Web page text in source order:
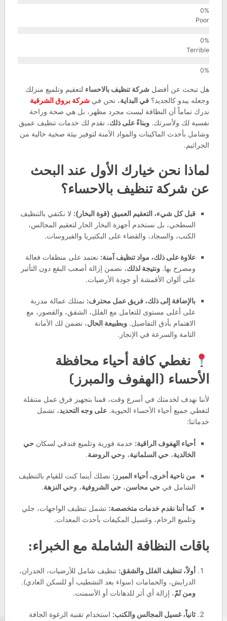
Poor
Terrible
هل تبحث عن أفضل شركة تنظيف بالاحساء لتعقيم وتلميع منزلك
وجعله يبدو كالجديد؟ في البداية، نحن في شركة بروق الشرقية
ندرك تماماً أن النظافة ليست مجرد مظهر، بل هي صحة وراحة
نفسية لك ولأسرتك. وبناءً على ذلك، نقدم لك خدمات تنظيف عميق
وشامل بأحدث الماكينات والمواد الآمنة لتوفير بيئة صحية خالية من
الجراثيم.
لماذا نحن خيارك الأول عند البحث
عن شركة تنظيف بالاحساء؟
قبل كل شيء، التعقيم العميق (قوة البخار): لا نكتفي بالتنظيف
السطحي، بل نستخدم أجهزة البخار الحار لتعقيم المجالس،
الكنب، والسجاد، والقضاء على البكتيريا والفيروسات.
علاوة على ذلك، مواد تنظيف آمنة: نعتمد على منظفات فعالة
ومصرح بها. ونتيجة لذلك، نضمن إزالة أصعب البقع دون التأثير
على ألوان الأقمشة أو جودة الأرضيات.
بالإضافة إلى ذلك، فريق عمل محترف: نمتلك عمالة مدربة
على أعلى مستوى للتعامل مع الفلل، الشقق، والقصور، مع
الاهتمام بأدق التفاصيل. وبطبيعة الحال، نضمن لك الأمانة
التامة والسرعة في الإنجاز.
نغطي كافة أحياء محافظة
الأحساء (الهفوف والمبرز)
لأننا نهدف لخدمتك في أسرع وقت، قمنا بتجهيز فرق عمل متنقلة
لتغطي جميع أحياء الأحساء الحيوية. على وجه التحديد، تشمل
خدماتنا:
أحياء الهفوف الراقية: خدمة فورية وتلميع فندقي لسكان حي
الخالدية، حي السلمانية، وحي الروضة.
من ناحية أخرى، أحياء المبرز: نصلك أينما كنت للقيام بالتنظيف
الشامل في حي محاسن، حي الشروفية، وحي النزهة.
كما أننا نقدم خدمات متخصصة: تشمل تنظيف الواجهات، جلي
وتلميع الرخام، وغسيل المكيفات بأحدث المعدات.
باقات النظافة الشاملة مع الخبراء:
أولاً، تنظيف الفلل والشقق: تنظيف شامل للأرضيات، الجدران،
الدرايش، والحمامات (سواء بعد التشطيب أو للسكن العادي).
ومن ثَمّ، إزالة أي أثر للدهانات أو الأسمنت.
ثانياً، غسيل المجالس والكنب: استخدام تقنية الرغوة الجافة